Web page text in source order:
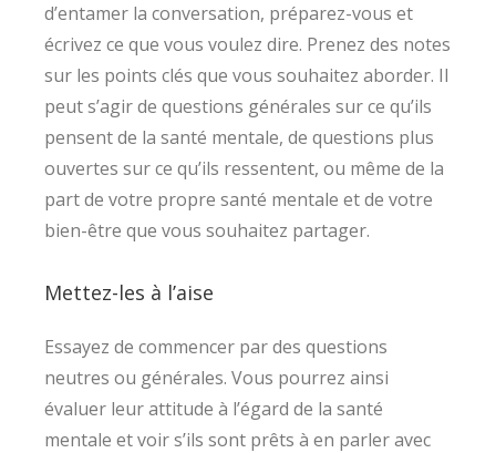
d’entamer la conversation, préparez-vous et
écrivez ce que vous voulez dire. Prenez des notes
sur les points clés que vous souhaitez aborder. Il
peut s’agir de questions générales sur ce qu’ils
pensent de la santé mentale, de questions plus
ouvertes sur ce qu’ils ressentent, ou même de la
part de votre propre santé mentale et de votre
bien-être que vous souhaitez partager.
Mettez-les à l’aise
Essayez de commencer par des questions
neutres ou générales. Vous pourrez ainsi
évaluer leur attitude à l’égard de la santé
mentale et voir s’ils sont prêts à en parler avec